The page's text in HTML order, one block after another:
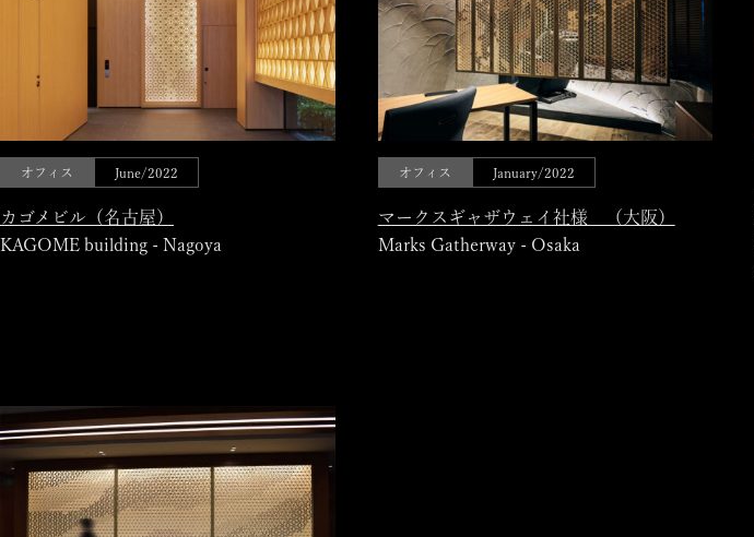
オフィス June/2022
カゴメビル（名古屋）
KAGOME building - Nagoya
オフィス January/2022
マークスギャザウェイ社様 （大阪）
Marks Gatherway - Osaka